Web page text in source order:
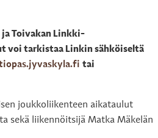
ja Toivakan Linkki-
voi tarkistaa Linkin sähköiseltä
tai
joukkoliikenteen aikataulut
sekä liikennöitsijä Matka Mäkelän